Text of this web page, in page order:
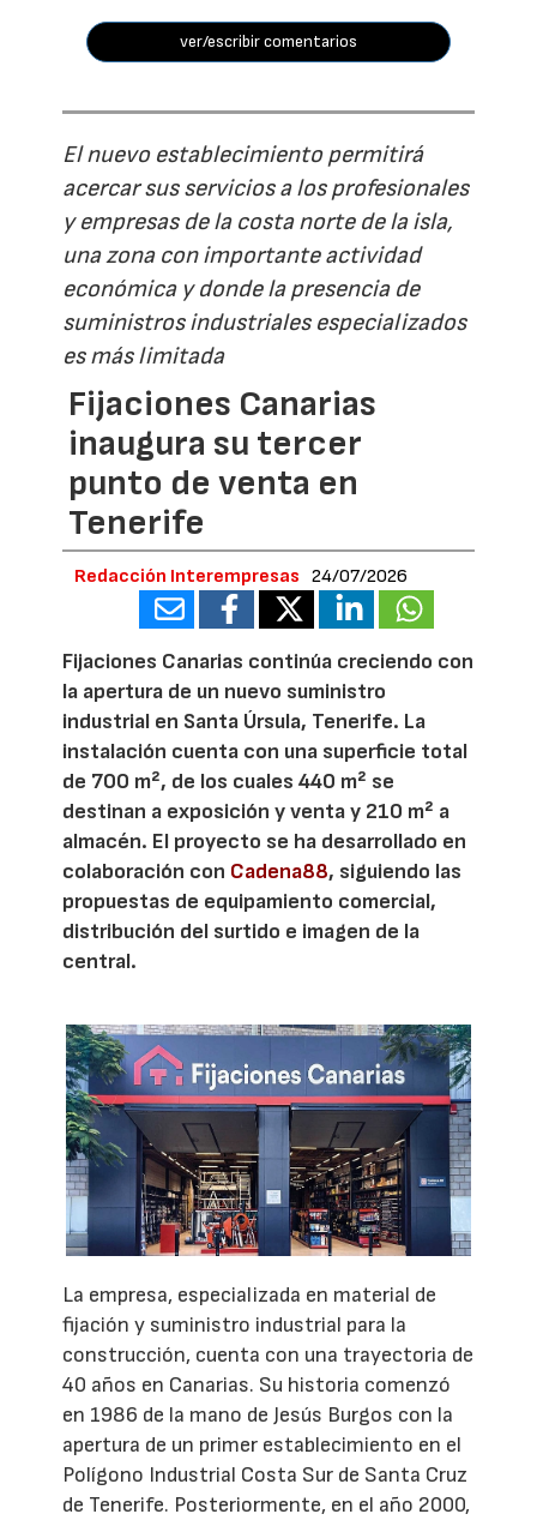
ver/escribir comentarios
El nuevo establecimiento permitirá
acercar sus servicios a los profesionales
y empresas de la costa norte de la isla,
una zona con importante actividad
económica y donde la presencia de
suministros industriales especializados
es más limitada
Fijaciones Canarias
inaugura su tercer
punto de venta en
Tenerife
Redacción Interempresas 24/07/2026
Fijaciones Canarias continúa creciendo con
la apertura de un nuevo suministro
industrial en Santa Úrsula, Tenerife. La
instalación cuenta con una superficie total
de 700 m², de los cuales 440 m² se
destinan a exposición y venta y 210 m² a
almacén. El proyecto se ha desarrollado en
colaboración con Cadena88, siguiendo las
propuestas de equipamiento comercial,
distribución del surtido e imagen de la
central.
La empresa, especializada en material de
fijación y suministro industrial para la
construcción, cuenta con una trayectoria de
40 años en Canarias. Su historia comenzó
en 1986 de la mano de Jesús Burgos con la
apertura de un primer establecimiento en el
Polígono Industrial Costa Sur de Santa Cruz
de Tenerife. Posteriormente, en el año 2000,